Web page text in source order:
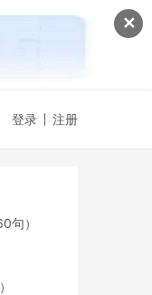
✕
登录 注册
句）